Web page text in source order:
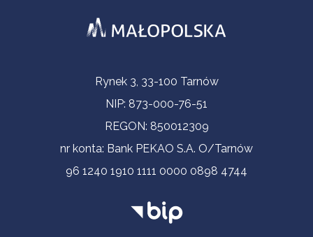
Informacje kontaktoweRynek 3, 33-100 Tarnów
NIP: 873-000-76-51
REGON: 850012309
nr konta: Bank PEKAO S.A. O/Tarnów
96 1240 1910 1111 0000 0898 4744